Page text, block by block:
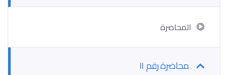
المحاضرة
محاضرة رقم ١١